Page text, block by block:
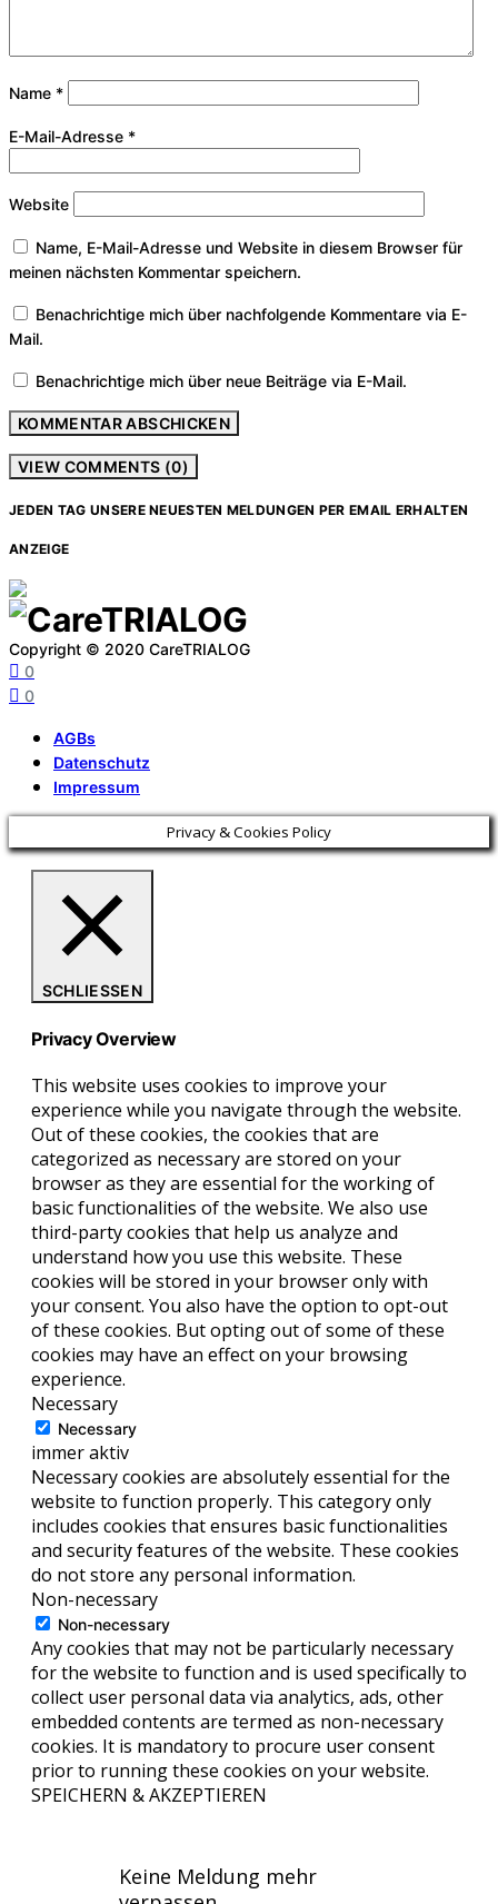
Name *
E-Mail-Adresse *
Website
Name, E-Mail-Adresse und Website in diesem Browser für
meinen nächsten Kommentar speichern.
Benachrichtige mich über nachfolgende Kommentare via E-
Mail.
Benachrichtige mich über neue Beiträge via E-Mail.
VIEW COMMENTS (0)
JEDEN TAG UNSERE NEUESTEN MELDUNGEN PER EMAIL ERHALTEN
ANZEIGE
Copyright © 2020 CareTRIALOG
0
0
AGBs
Datenschutz
Impressum
Privacy & Cookies Policy
SCHLIESSEN
Privacy Overview
This website uses cookies to improve your
experience while you navigate through the website.
Out of these cookies, the cookies that are
categorized as necessary are stored on your
browser as they are essential for the working of
basic functionalities of the website. We also use
third-party cookies that help us analyze and
understand how you use this website. These
cookies will be stored in your browser only with
your consent. You also have the option to opt-out
of these cookies. But opting out of some of these
cookies may have an effect on your browsing
experience.
Necessary
Necessary
immer aktiv
Necessary cookies are absolutely essential for the
website to function properly. This category only
includes cookies that ensures basic functionalities
and security features of the website. These cookies
do not store any personal information.
Non-necessary
Non-necessary
Any cookies that may not be particularly necessary
for the website to function and is used specifically to
collect user personal data via analytics, ads, other
embedded contents are termed as non-necessary
cookies. It is mandatory to procure user consent
prior to running these cookies on your website.
SPEICHERN & AKZEPTIEREN
Keine Meldung mehr